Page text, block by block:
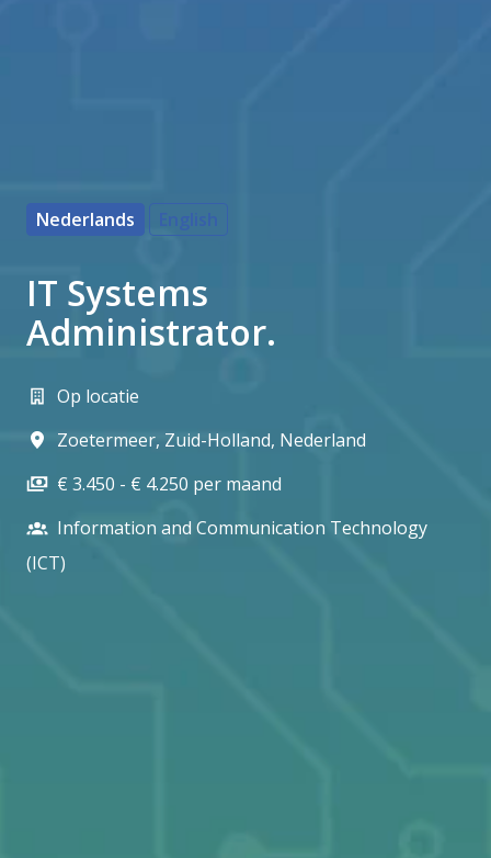
Nederlands English
IT Systems
Administrator.
Op locatie
Zoetermeer, Zuid-Holland, Nederland
€ 3.450 - € 4.250 per maand
Information and Communication Technology
(ICT)